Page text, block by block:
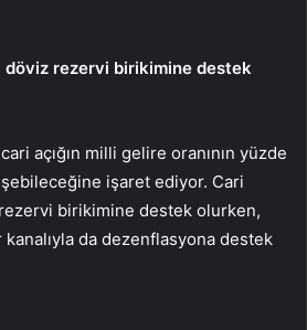
döviz rezervi birikimine destek
açığın milli gelire oranının yüzde
işaret ediyor. Cari
birikimine destek olurken,
da dezenflasyona destek